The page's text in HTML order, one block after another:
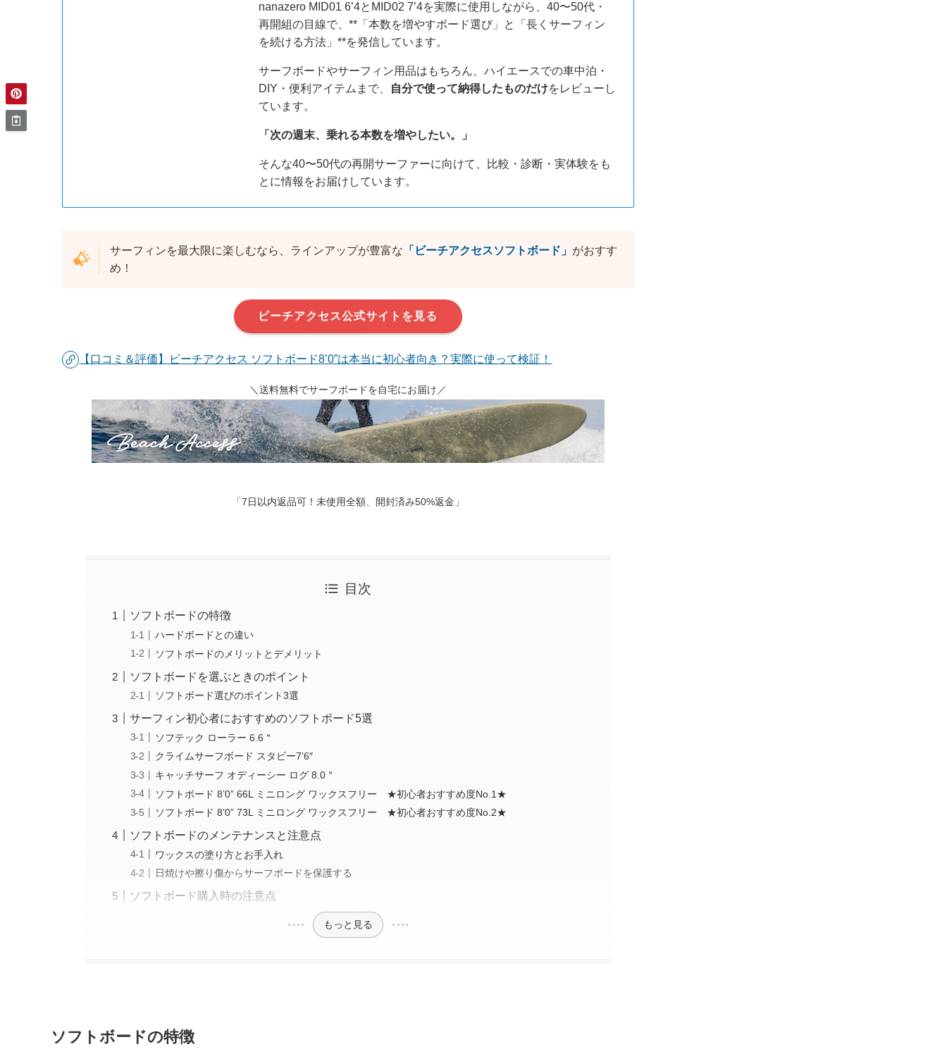
nanazero MID01 6’4とMID02 7’4を実際に使用しながら、40〜50代・
再開組の目線で、**「本数を増やすボード選び」と「長くサーフィン
を続ける方法」**を発信しています。
サーフボードやサーフィン用品はもちろん、ハイエースでの車中泊・
DIY・便利アイテムまで、
自分で使って納得したものだけをレビューし
ています。
「次の週末、乗れる本数を増やしたい。」
そんな40〜50代の再開サーファーに向けて、比較・診断・実体験をも
とに情報をお届けしています。
サーフィンを最大限に楽しむなら、ラインアップが豊富な 「ビーチアクセスソフトボード」 がおすす
め！
ビーチアクセス公式サイトを見る
【口コミ＆評価】ビーチアクセス ソフトボード8’0”は本当に初心者向き？実際に使って検証！
＼送料無料でサーフボードを自宅にお届け／
「7日以内返品可！未使用全額、開封済み50%返金」
目次
ソフトボードの特徴
ハードボードとの違い
ソフトボードのメリットとデメリット
ソフトボードを選ぶときのポイント
ソフトボード選びのポイント3選
サーフィン初心者におすすめのソフトボード5選
ソフテック ローラー 6.6＂
クライムサーフボード スタビー7’6″
キャッチサーフ オディーシー ログ 8.0＂
ソフトボード 8’0” 66L ミニロング ワックスフリー ★初心者おすすめ度No.1★
ソフトボード 8’0” 73L ミニロング ワックスフリー ★初心者おすすめ度No.2★
ソフトボードのメンテナンスと注意点
ワックスの塗り方とお手入れ
日焼けや擦り傷からサーフボードを保護する
ソフトボード購入時の注意点
もっと見る
ソフトボードの特徴